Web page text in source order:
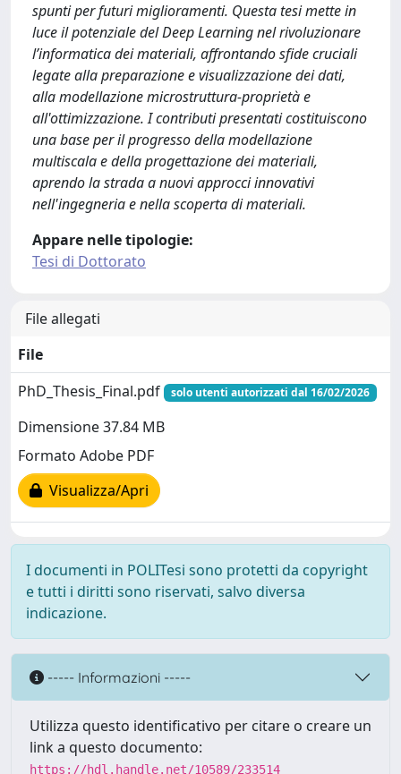
spunti per futuri miglioramenti. Questa tesi mette in
luce il potenziale del Deep Learning nel rivoluzionare
l’informatica dei materiali, affrontando sfide cruciali
legate alla preparazione e visualizzazione dei dati,
alla modellazione microstruttura-proprietà e
all'ottimizzazione. I contributi presentati costituiscono
una base per il progresso della modellazione
multiscala e della progettazione dei materiali,
aprendo la strada a nuovi approcci innovativi
nell'ingegneria e nella scoperta di materiali.
Appare nelle tipologie:
Tesi di Dottorato
File allegati
File
PhD_Thesis_Final.pdf
solo utenti autorizzati dal 16/02/2026
Dimensione 37.84 MB
Formato Adobe PDF
Visualizza/Apri
I documenti in POLITesi sono protetti da copyright
e tutti i diritti sono riservati, salvo diversa
indicazione.
----- Informazioni -----
Utilizza questo identificativo per citare o creare un
link a questo documento:
https://hdl.handle.net/10589/233514